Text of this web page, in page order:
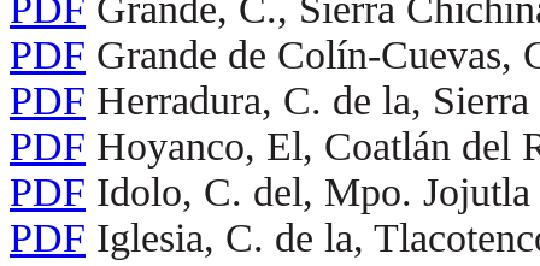
PDF Grande, C., Sierra
PDF Grande de Colín-Cuevas,
PDF Herradura, C. de la,
PDF Hoyanco, El, Coatlán del
PDF Idolo, C. del, Mpo. Jojutla
PDF Iglesia, C. de la,